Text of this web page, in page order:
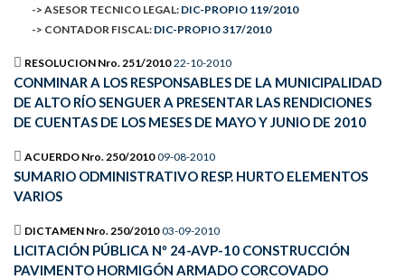
-> ASESOR TECNICO LEGAL: DIC-PROPIO 119/2010
-> CONTADOR FISCAL: DIC-PROPIO 317/2010
RESOLUCION Nro. 251/2010 22-10-2010
CONMINAR A LOS RESPONSABLES DE LA MUNICIPALIDAD
DE ALTO RÍO SENGUER A PRESENTAR LAS RENDICIONES
DE CUENTAS DE LOS MESES DE MAYO Y JUNIO DE 2010
ACUERDO Nro. 250/2010 09-08-2010
SUMARIO ODMINISTRATIVO RESP. HURTO ELEMENTOS
VARIOS
DICTAMEN Nro. 250/2010 03-09-2010
LICITACIÓN PÚBLICA Nº 24-AVP-10 CONSTRUCCIÓN
PAVIMENTO HORMIGÓN ARMADO CORCOVADO